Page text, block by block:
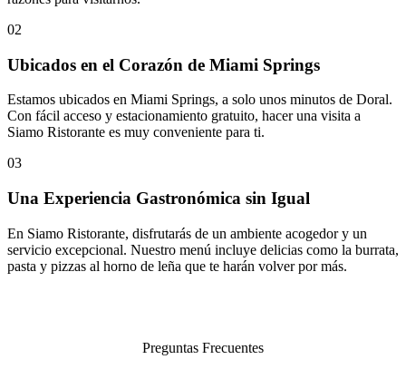
02
Ubicados en el Corazón de Miami Springs
Estamos ubicados en Miami Springs, a solo unos minutos de Doral.
Con fácil acceso y estacionamiento gratuito, hacer una visita a
Siamo Ristorante es muy conveniente para ti.
03
Una Experiencia Gastronómica sin Igual
En Siamo Ristorante, disfrutarás de un ambiente acogedor y un
servicio excepcional. Nuestro menú incluye delicias como la burrata,
pasta y pizzas al horno de leña que te harán volver por más.
Preguntas Frecuentes